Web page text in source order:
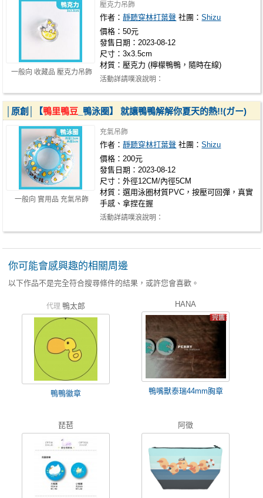
一般向 收藏品 壓克力吊飾
壓克力吊飾
作者：靜聽穿林打葉聲 社團：Shizu
價格：50元
發售日期：2023-08-12
尺寸：3x3.5cm
材質：壓克力 (檸檬鴨鴨，隨時在線)
活動詳請噗浪說明：
一般向 實用品 充氣吊飾
│原創│【鴨里鴨豆 _鴨泳圈】 就讓鴨鴨解解你夏天的熱!!(ガー)
充氣吊飾
作者：靜聽穿林打葉聲 社團：Shizu
價格：200元
發售日期：2023-08-12
尺寸：外徑12CM/內徑5CM
材質：選用泳圈材質PVC，按壓可回彈，真實
手感、拿捏在握
活動詳請噗浪說明：
你可能會感興趣的相關周邊
以下作品不是完全符合搜尋條件的結果，或許您會喜歡。
代理 鴨太郎
鴨鴨徽章
HANA
鴨嘴獸泰瑞44mm胸章
琵琶 阿徵